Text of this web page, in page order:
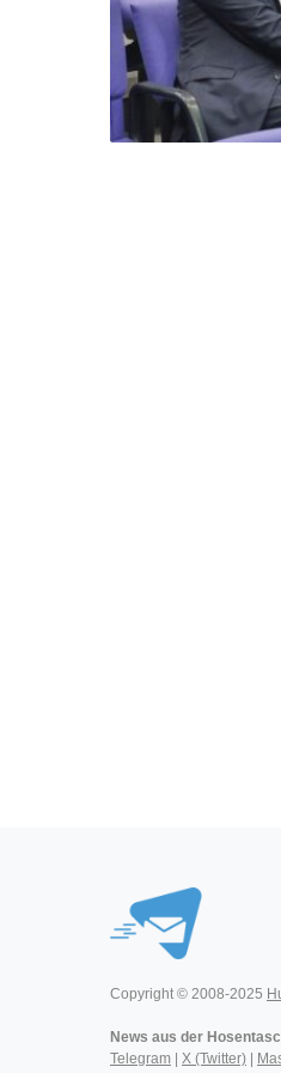
Copyright © 2008-2025
News aus der
Telegram
X (Twitter)